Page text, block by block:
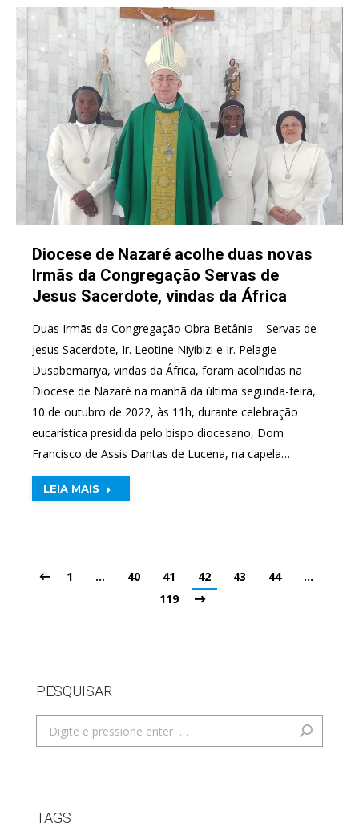
Diocese de Nazaré acolhe duas novas
Irmãs da Congregação Servas de
Jesus Sacerdote, vindas da África
Duas Irmãs da Congregação Obra Betânia – Servas de
Jesus Sacerdote, Ir. Leotine Niyibizi e Ir. Pelagie
Dusabemariya, vindas da África, foram acolhidas na
Diocese de Nazaré na manhã da última segunda-feira,
10 de outubro de 2022, às 11h, durante celebração
eucarística presidida pelo bispo diocesano, Dom
Francisco de Assis Dantas de Lucena, na capela…
LEIA MAIS
1 … 40 41 42 43 44
…
119
PESQUISAR
Search:
TAGS